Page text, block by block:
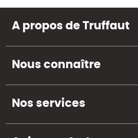
A propos de Truffaut
Nous connaître
Nos services